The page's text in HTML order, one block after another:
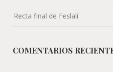
Recta final de Feslalí
COMENTARIOS